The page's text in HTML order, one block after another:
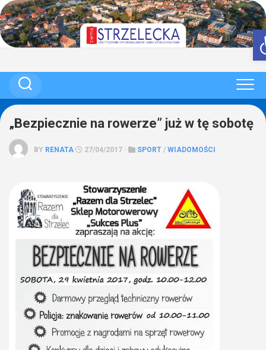
Skip
to
content
„Bezpiecznie na rowerze” już w tę sobotę
BY RENATA 27/04/2017 · SPORT / WIADOMOŚCI